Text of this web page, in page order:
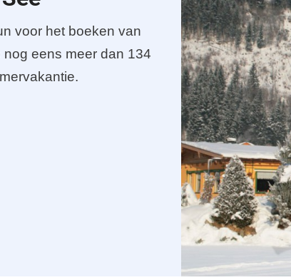
voor het boeken van
eens meer dan 134